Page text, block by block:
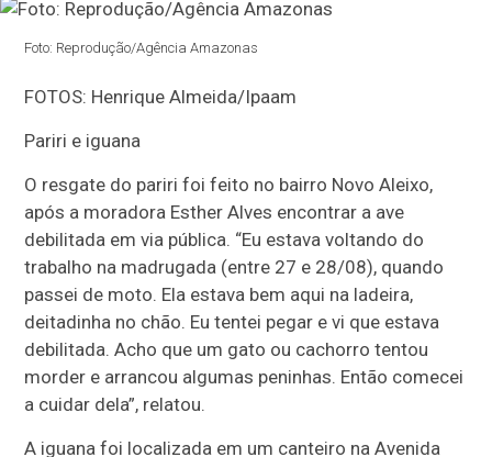
Foto: Reprodução/Agência Amazonas
FOTOS: Henrique Almeida/Ipaam
Pariri e iguana
O resgate do pariri foi feito no bairro Novo Aleixo,
após a moradora Esther Alves encontrar a ave
debilitada em via pública. “Eu estava voltando do
trabalho na madrugada (entre 27 e 28/08), quando
passei de moto. Ela estava bem aqui na ladeira,
deitadinha no chão. Eu tentei pegar e vi que estava
debilitada. Acho que um gato ou cachorro tentou
morder e arrancou algumas peninhas. Então comecei
a cuidar dela”, relatou.
A iguana foi localizada em um canteiro na Avenida